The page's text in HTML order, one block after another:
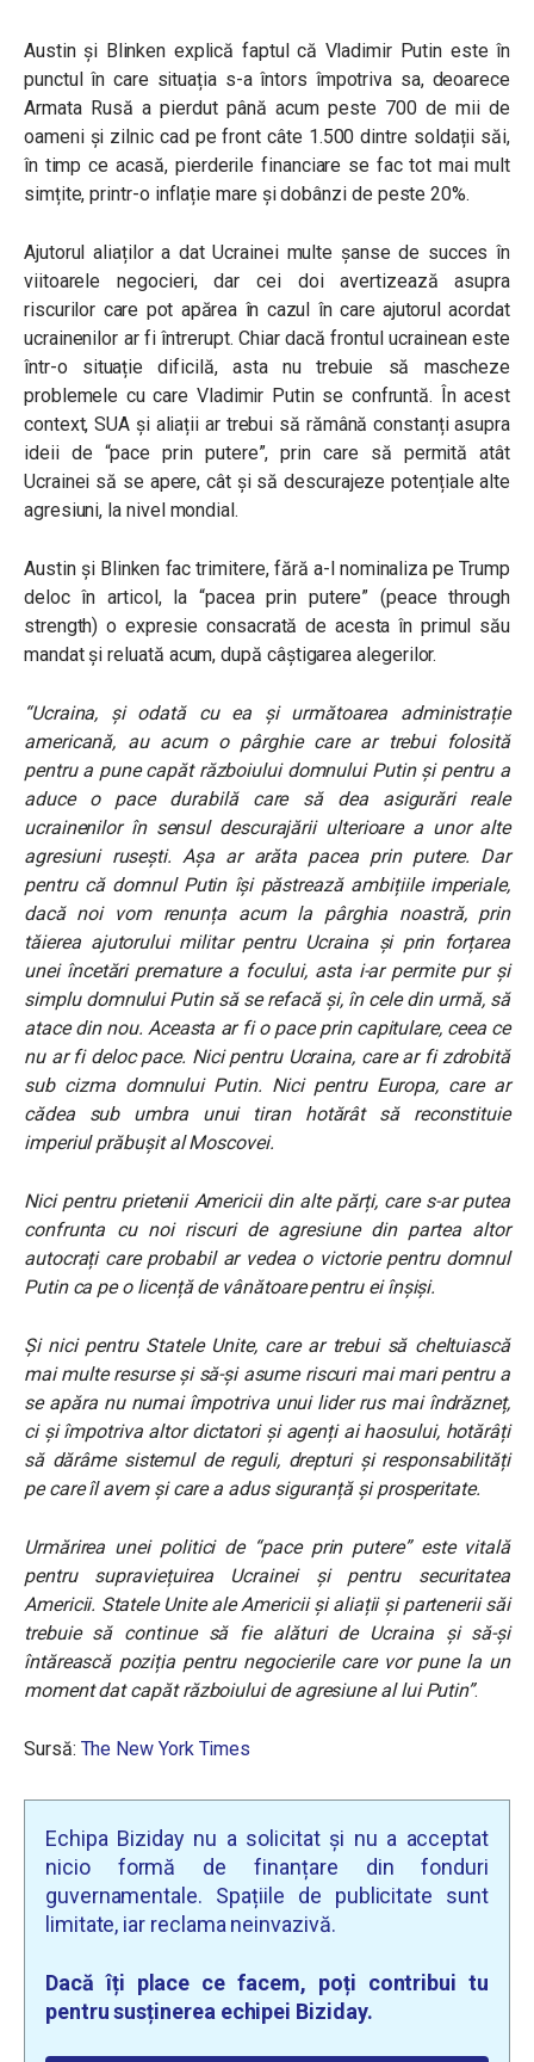
Austin și Blinken explică faptul că Vladimir Putin este în
punctul în care situația s-a întors împotriva sa, deoarece
Armata Rusă a pierdut până acum peste 700 de mii de
oameni și zilnic cad pe front câte 1.500 dintre soldații săi,
în timp ce acasă, pierderile financiare se fac tot mai mult
simțite, printr-o inflație mare și dobânzi de peste 20%.
Ajutorul aliaților a dat Ucrainei multe șanse de succes în
viitoarele negocieri, dar cei doiavertizează asupra
riscurilor care pot apărea în cazul în care ajutorul acordat
ucrainenilor ar fi întrerupt. Chiar dacă frontul ucrainean este
într-o situație dificilă, asta nu trebuie să mascheze
problemele cu care Vladimir Putin se confruntă. În acest
context, SUA și aliații ar trebui să rămână constanți asupra
ideii de “pace prin putere”, prin care să permită atât
Ucrainei să se apere, cât și să descurajeze potențiale alte
agresiuni, la nivel mondial.
Austin și Blinken fac trimitere, fără a-l nominaliza pe Trump
deloc în articol, la “pacea prin putere” (peace through
strength) o expresie consacrată de acesta în primul său
mandat și reluată acum, după câștigarea alegerilor.
“Ucraina, și odată cu ea și următoarea administrație
americană, au acum o pârghie care ar trebui folosită
pentru a pune capăt războiului domnului Putin și pentru a
aduce o pace durabilă care să dea asigurări reale
ucrainenilor în sensul descurajării ulterioare a unor alte
agresiuni rusești. Așa ar arăta pacea prin putere. Dar
pentru că domnul Putin își păstrează ambițiile imperiale,
dacă noi vom renunța acum la pârghia noastră, prin
tăierea ajutorului militar pentru Ucraina și prin forțarea
unei încetări premature a focului, asta i-ar permite pur și
simplu domnului Putin să se refacă și, în cele din urmă, să
atace din nou. Aceasta ar fi o pace prin capitulare, ceea ce
nu ar fi deloc pace. Nici pentru Ucraina, care ar fi zdrobită
sub cizma domnului Putin. Nici pentru Europa, care ar
cădea sub umbra unui tiran hotărât să reconstituie
imperiul prăbușit al Moscovei.
Nici pentru prietenii Americii din alte părți, care s-ar putea
confrunta cu noi riscuri de agresiune din partea altor
autocrați care probabil ar vedea o victorie pentru domnul
Putin ca pe o licență de vânătoare pentru ei înșiși.
Și nici pentru Statele Unite, care ar trebui să cheltuiască
mai multe resurse și să-și asume riscuri mai mari pentru a
se apăra nu numai împotriva unui lider rus mai îndrăzneț,
ci și împotriva altor dictatori și agenți ai haosului, hotărâți
să dărâme sistemul de reguli, drepturi și responsabilități
pe care îl avem și care a adus siguranță și prosperitate.
Urmărirea unei politici de “pace prin putere” este vitală
pentru supraviețuirea Ucrainei și pentru securitatea
Americii. Statele Unite ale Americii și aliații și partenerii săi
trebuie să continue să fie alături de Ucraina și să-și
întărească poziția pentru negocierile care vor pune la un
moment dat capăt războiului de agresiune al lui Putin”.
Sursă: The New York Times
Echipa Biziday nu a solicitat și nu a acceptat
nicio formă de finanțare din fonduri
guvernamentale. Spațiile de publicitate sunt
limitate, iar reclama neinvazivă.
Dacă îți place ce facem, poți contribui tu
pentru susținerea echipei Biziday.